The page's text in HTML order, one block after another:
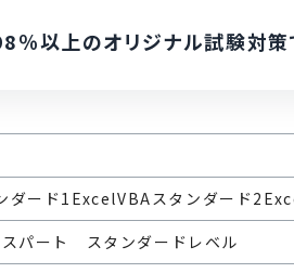
％以上のオリジナル試験対策
ダード1 ExcelVBAスタンダード2
パート スタンダードレベル